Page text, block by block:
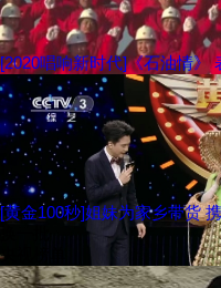
[2020唱响新时代]《石油情》
[黄金100秒]姐妹为家乡带货
央视榜单